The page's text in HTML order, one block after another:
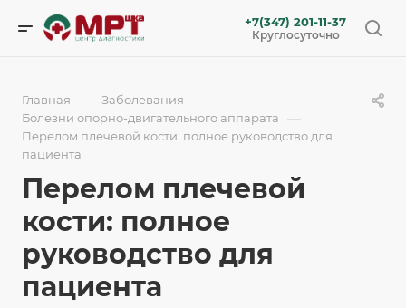
+7(347) 201-11-37
Круглосуточно
Главная — Заболевания —
Болезни опорно-двигательного аппарата —
Перелом плечевой кости: полное руководство для
пациента
Перелом плечевой
кости: полное
руководство для
пациента